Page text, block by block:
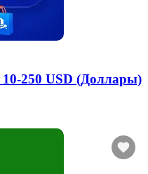
250 USD (Доллары)